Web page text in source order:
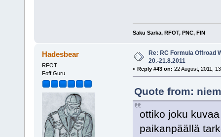
Saku Sarka, RFOT, PNC, FIN
Hadesbear
RFOT
Foff Guru
Re: RC Formula Offroad
20.-21.8.2011
« Reply #43 on: 22 August, 2011,
Quote from:
ottiko joku
paikanpäällä